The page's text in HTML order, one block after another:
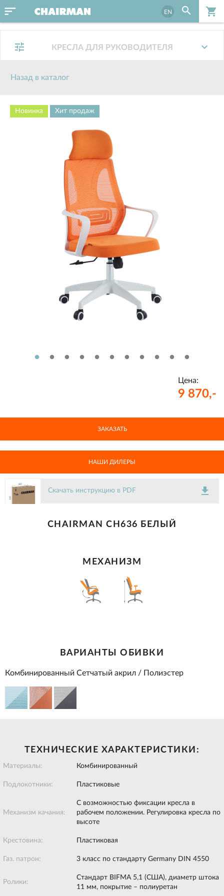
sort EN search shopping_cart
tune КРЕСЛА ДЛЯ РУКОВОДИТЕЛЯ expand_more
Назад в каталог
Новинка Хит продаж
Цена:
9 870,-
ЗАКАЗАТЬ
НАШИ ДИЛЕРЫ
Скачать инструкцию в PDF get_app
CHAIRMAN CH636 БЕЛЫЙ
МЕХАНИЗМ
ВАРИАНТЫ ОБИВКИ
Комбинированный Сетчатый акрил / Полиэстер
ТЕХНИЧЕСКИЕ ХАРАКТЕРИСТИКИ:
Материалы: Комбинированный
Подлокотники: Пластиковые
Механизм качания:
С возможностью фиксации кресла в
рабочем положении. Регулировка кресла по
высоте
Крестовина: Пластиковая
Газ. патрон: 3 класс по стандарту Germany DIN 4550
Ролики:
Стандарт BIFMA 5,1 (США), диаметр штока
11 мм, покрытие – полиуретан